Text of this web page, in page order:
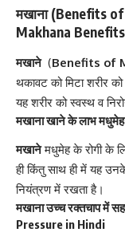
मखाना (Benefits
Makhana
मखाने(Benefits of
थकावट को मिटाशरीर
यह शरीर को स्वस्थ व
मखाना खाने के लाभ
मखाने मधुमेह के रोगी के
ही किंतु साथ ही में यह
नियंत्रण में रखता है।
मखाना उच्च रक्तचाप में
Pressure in Hindi